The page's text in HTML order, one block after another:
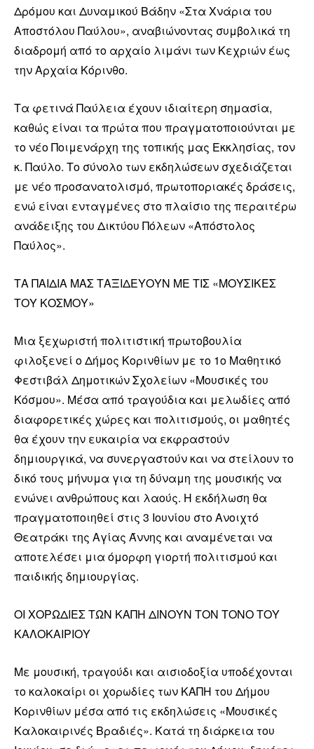
Δρόμου και Δυναμικού Βάδην «Στα Χνάρια του
Αποστόλου Παύλου», αναβιώνοντας συμβολικά τη
διαδρομή από το αρχαίο λιμάνι των Κεχριών έως
την Αρχαία Κόρινθο.
Τα φετινά Παύλεια έχουν ιδιαίτερη σημασία,
καθώς είναι τα πρώτα που πραγματοποιούνται με
το νέο Ποιμενάρχη της τοπικής μας Εκκλησίας, τον
κ. Παύλο. Το σύνολο των εκδηλώσεων σχεδιάζεται
με νέο προσανατολισμό, πρωτοποριακές δράσεις,
ενώ είναι ενταγμένες στο πλαίσιο της περαιτέρω
ανάδειξης του Δικτύου Πόλεων «Απόστολος
Παύλος».
ΤΑ ΠΑΙΔΙΑ ΜΑΣ ΤΑΞΙΔΕΥΟΥΝ ΜΕ ΤΙΣ «ΜΟΥΣΙΚΕΣ
ΤΟΥ ΚΟΣΜΟΥ»
Μια ξεχωριστή πολιτιστική πρωτοβουλία
φιλοξενεί ο Δήμος Κορινθίων με το 1ο Μαθητικό
Φεστιβάλ Δημοτικών Σχολείων «Μουσικές του
Κόσμου». Μέσα από τραγούδια και μελωδίες από
διαφορετικές χώρες και πολιτισμούς, οι μαθητές
θα έχουν την ευκαιρία να εκφραστούν
δημιουργικά, να συνεργαστούν και να στείλουν το
δικό τους μήνυμα για τη δύναμη της μουσικής να
ενώνει ανθρώπους και λαούς. Η εκδήλωση θα
πραγματοποιηθεί στις 3 Ιουνίου στο Ανοιχτό
Θεατράκι της Αγίας Άννης και αναμένεται να
αποτελέσει μια όμορφη γιορτή πολιτισμού και
παιδικής δημιουργίας.
ΟΙ ΧΟΡΩΔΙΕΣ ΤΩΝ ΚΑΠΗ ΔΙΝΟΥΝ ΤΟΝ ΤΟΝΟ ΤΟΥ
ΚΑΛΟΚΑΙΡΙΟΥ
Με μουσική, τραγούδι και αισιοδοξία υποδέχονται
το καλοκαίρι οι χορωδίες των ΚΑΠΗ του Δήμου
Κορινθίων μέσα από τις εκδηλώσεις «Μουσικές
Καλοκαιρινές Βραδιές». Κατά τη διάρκεια του